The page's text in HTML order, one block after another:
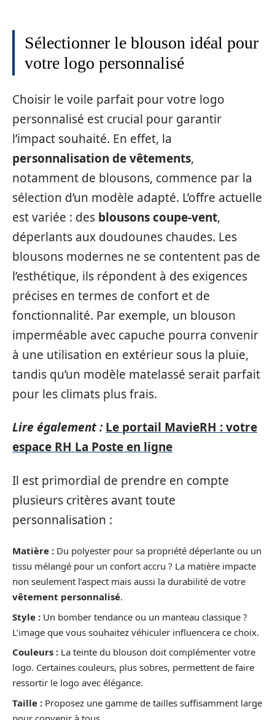
Sélectionner le blouson idéal pour
votre logo personnalisé
Choisir le voile parfait pour votre logo
personnalisé est crucial pour garantir
l’impact souhaité. En effet, la
personnalisation de vêtements,
notamment de blousons, commence par la
sélection d’un modèle adapté. L’offre actuelle
est variée : des blousons coupe-vent,
déperlants aux doudounes chaudes. Les
blousons modernes ne se contentent pas de
l’esthétique, ils répondent à des exigences
précises en termes de confort et de
fonctionnalité. Par exemple, un blouson
imperméable avec capuche pourra convenir
à une utilisation en extérieur sous la pluie,
tandis qu’un modèle matelassé serait parfait
pour les climats plus frais.
Lire également : Le portail MavieRH : votre
espace RH La Poste en ligne
Il est primordial de prendre en compte
plusieurs critères avant toute
personnalisation :
Matière : Du polyester pour sa propriété déperlante ou un
tissu mélangé pour un confort accru ? La matière impacte
non seulement l’aspect mais aussi la durabilité de votre
vêtement personnalisé.
Style : Un bomber tendance ou un manteau classique ?
L’image que vous souhaitez véhiculer influencera ce choix.
Couleurs : La teinte du blouson doit complémenter votre
logo. Certaines couleurs, plus sobres, permettent de faire
ressortir le logo avec élégance.
Taille : Proposez une gamme de tailles suffisamment large